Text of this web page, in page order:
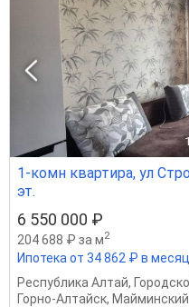
1
1-комн квартира, ул
эт.
6 550 000 ₽
204 688 ₽ за м2
Ипотека от 34 862 ₽ в месяц
Республика Алтай,
Горно-Алтайск,